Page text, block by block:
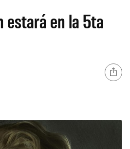
estará en la 5ta